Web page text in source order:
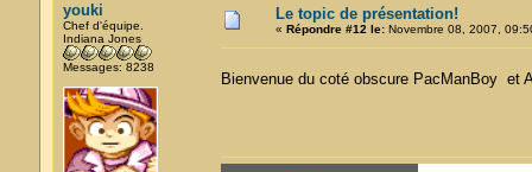
youki
Chef d'équipe.
Indiana Jones
Messages: 8238
Le topic de présentation!
« Répondre #12 le:Novembre 08, 2007,
Bienvenue du coté obscure PacManBoy et